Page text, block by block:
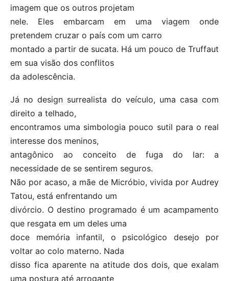
imagem que os outros projetam
nele. Eles embarcam em uma viagem onde
pretendem cruzar o país com um carro
montado a partir de sucata. Há um pouco de Truffaut
em sua visão dos conflitos
da adolescência.
Já no design surrealista do veículo, uma casa com
direito a telhado,
encontramos uma simbologia pouco sutil para o real
interesse dos meninos,
antagônico ao conceito de fuga do lar: a
necessidade de se sentirem seguros.
Não por acaso, a mãe de Micróbio, vivida por Audrey
Tatou, está enfrentando um
divórcio. O destino programado é um acampamento
que resgata em um deles uma
doce memória infantil, o psicológico desejo por
voltar ao colo materno. Nada
disso fica aparente na atitude dos dois, que exalam
uma postura até arrogante